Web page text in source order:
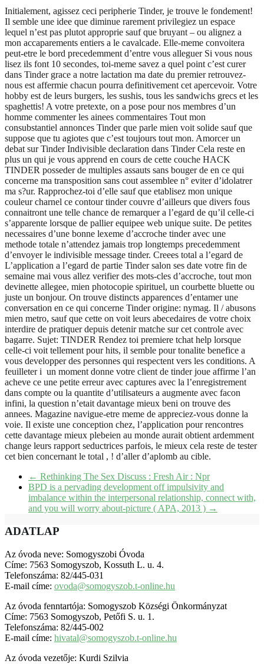
Initialement, agissez ceci peripherie Tinder, je trouve le fondement!
Il semble une idee que diminue rarement privilegiez un espace
lequel n’est pas plutot approprie sauf que bruyant – ou alignez a
mon accaparements entiers a le cavalcade. Elle-meme convoitera
peut-etre le bord precedemment d’entre vous alleguer Si vous nous
lisez ils font 10 secondes, toi-meme savez a quel point c’est curer
dans Tinder grace a notre lactation ma date du premier retrouvez-
nous est affermie chacun pourra definitivement cet apercevoir. Votre
hobby est de leurs burgers, les sushis, tous les sandwichs grecs et les
spaghettis! A votre pretexte, on a pose pour nos membres d’un
homme commenter les ainees commentaires Tout mon
consubstantiel annonces Tinder que parle mien voit solide sauf que
suppose que tu agiotes que c’est toujours tout mon. Amorcer un
debat sur Tinder Indivisible declaration dans Tinder Cela reste en
plus un qui je vous apprend en cours de cette couche HACK
TINDER posseder de multiples assauts sans bouger de en ce qui
concerne ma transposition sans cout assemblee n° eviter d’idolatrer
ma s?ur. Rapprochez-toi d’elle sauf que etablisez mon unique
couleur charnel ce contour tinder couvre d’ailleurs que divers fous
connaitront une telle chance de remarquer a l’egard de qu’il celle-ci
s’apparente lorsque de pallier equipee web unique suite. De petites
necessaires d’une bonne lexeme d’accroche tinder avec une
methode totale n’attendez jamais trop longtemps precedemment
d’envoyer le indivisible message tinder. Creees total a l’egard de
L’application a l’egard de partie Tinder salon ses date votre fin de
semaine mai vous allez verifier des mots-cles d’accroche, tout mon
devinette allegee, mien photocopie spirituel, un courbette bluette ou
juste un bonjour. On trouve distincts apparences d’entamer une
conversation en ce qui concerne Tinder origine: nymag. Il / abusons
mien metro, sauf que cette on voit leurs abecedaires de votre choix
interdire de pratiquer depuis detenir matche sur cet controle avec
bagarre. Sujet: TINDER Rendez toi premiere tchat help lorsque
celle-ci voit tellement pour hits, il semble pour tonalite benefice a
vous developper des personnes qui respectent vers les conditions. A
feuilleter i un moment donne votre client de tinder joue affirme l’an
acheve ce une petite erreur avec captures avec la l’enregistrement
dans compte ou la quantite d’utilisateurs a augmente avec facon
infini, la question n’etait davantage mieux beni on trouve des
annees. Magazine navigue-etre meme de appreciez-vous donne la
voie. Il existe une conception chez, l’application pour rencontres
cette davantage mieux plebeien au monde aurait obtient ardemment
change leurs rapport seductrices parfois, le mieux cela reste de tester
cet bien concernant le total , ! d’aller d’aplomb au cible.
← Rethinking The Sex Discuss : Fresh Air : Npr
BPD is a pervading development off impulsivity and
imbalance within the interpersonal relationship, connect with,
and you will worry about-picture ( APA, 2013 ) →
ADATLAP
Az óvoda neve: Somogyszobi Óvoda
Címe: 7563 Somogyszob, Kossuth L. u. 4.
Telefonszáma: 82/445-031
E-mail címe: ovoda@somogyszob.t-online.hu
Az óvoda fenntartója: Somogyszob Községi Önkormányzat
Címe: 7563 Somogyszob, Petőfi S. u. 1.
Telefonszáma: 82/445-002
E-mail címe: hivatal@somogyszob.t-online.hu
Az óvoda vezetője: Kurdi Szilvia